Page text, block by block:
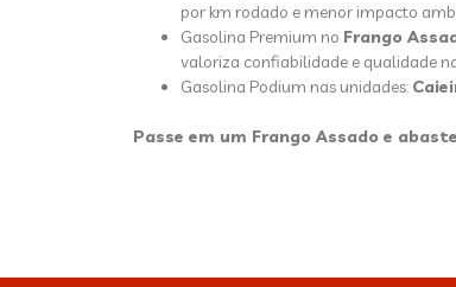
por km rodado e menor impacto
Gasolina Premium no Frango
valoriza confiabilidade e qualidade
Gasolina Podium nas unidades:
Passe em um Frango Assado e